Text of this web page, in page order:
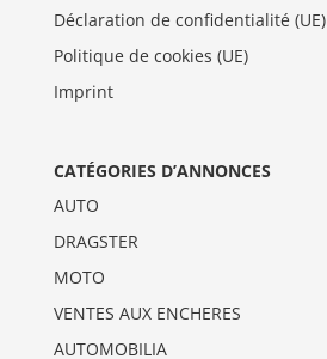
Déclaration de confidentialité (UE)
Politique de cookies (UE)
Imprint
CATÉGORIES D’ANNONCES
AUTO
DRAGSTER
MOTO
VENTES AUX ENCHERES
AUTOMOBILIA